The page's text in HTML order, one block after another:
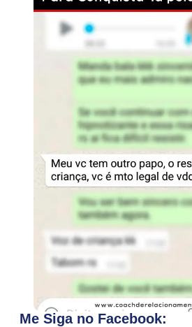
Me Siga no Facebook: